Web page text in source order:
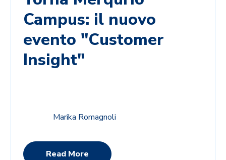
Campus: il nuovo
evento "Customer
Insight"
Marika Romagnoli
Read More